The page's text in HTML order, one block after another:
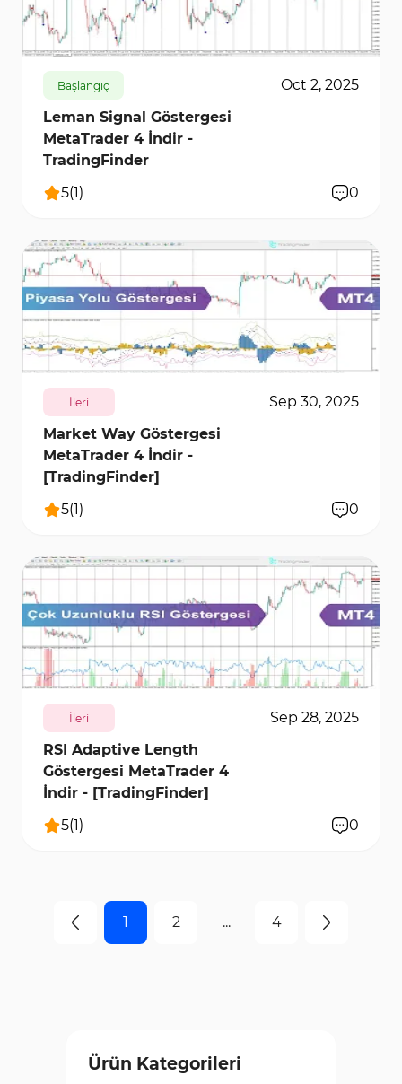
7584 0
Başlangıç
Oct 2, 2025
Leman Signal Göstergesi
MetaTrader 4 İndir -
TradingFinder
5(1 ) 0
227
İleri
Sep 30, 2025
Market Way Göstergesi
MetaTrader 4 İndir -
[TradingFinder]
5(1) 0
259
İleri
Sep 28, 2025
RSI Adaptive Length
Göstergesi MetaTrader 4
İndir - [TradingFinder]
5(1 ) 0
1 2 ... 4
Ürün Kategorileri